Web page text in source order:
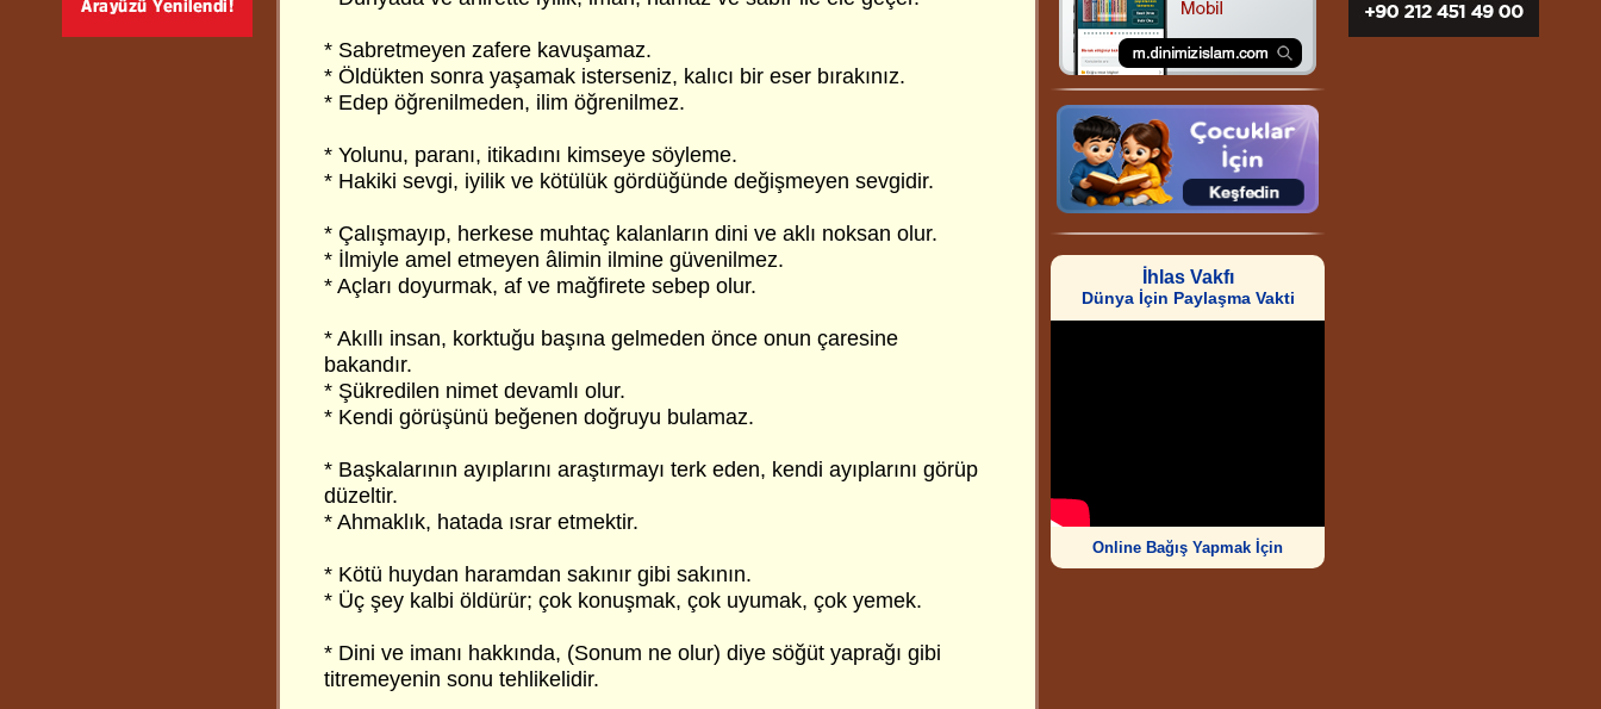
* Sabretmeyen zafere kavuşamaz.
* Öldükten sonra yaşamak isterseniz, kalıcı bir eser bırakınız.
* Edep öğrenilmeden, ilim öğrenilmez.
* Yolunu, paranı, itikadını kimseye söyleme.
* Hakiki sevgi, iyilik ve kötülük gördüğünde değişmeyen sevgidir.
* Çalışmayıp, herkese muhtaç kalanların dini ve aklı noksan olur.
* İlmiyle amel etmeyen âlimin ilmine güvenilmez.
* Açları doyurmak, af ve mağfirete sebep olur.
* Akıllı insan, korktuğu başına gelmeden önce onun çaresine
bakandır.
* Şükredilen nimet devamlı olur.
* Kendi görüşünü beğenen doğruyu bulamaz.
* Başkalarının ayıplarını araştırmayı terk eden, kendi ayıplarını görüp
düzeltir.
* Ahmaklık, hatada ısrar etmektir.
* Kötü huydan haramdan sakınır gibi sakının.
* Üç şey kalbi öldürür; çok konuşmak, çok uyumak, çok yemek.
* Dini ve imanı hakkında, (Sonum ne olur) diye söğüt yaprağı gibi
titremeyenin sonu tehlikelidir.
İhlas Vakfı
Dünya İçin Paylaşma Vakti
Online Bağış Yapmak İçin